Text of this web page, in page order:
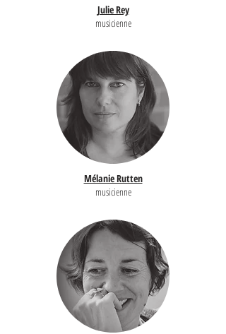
Julie Rey
musicienne
Mélanie Rutten
musicienne